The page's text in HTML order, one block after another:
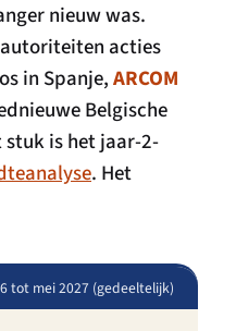
nieuw was.
acties
in Spanje,ARCOM
Belgische
is het jaar-2-
. Het
tot mei 2027 (gedeeltelijk)